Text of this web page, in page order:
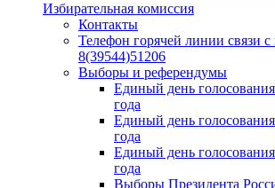
Избирательная комиссия
Контакты
Телефон горячей линии связи с
8(39544)51206
Выборы и референдумы
Единый день
года
Единый день
года
Единый день
года
Выборы Президента